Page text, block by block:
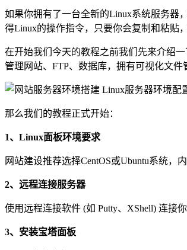
如果你拥有了一台全新的Linux系统服务器
得Linux的操作指令，只要你会复制和粘贴
在开始我们今天的教程之前我们先来介绍一
管理网站、FTP、数据库，拥有可视化文
那么我们的教程正式开始：
1、Linux面板环境要求
网站建设推荐选择CentOS或Ubuntu系统，
2、远程连接服务器
使用远程连接软件 (如 Putty、XShell) 连接
3、安装宝塔面板